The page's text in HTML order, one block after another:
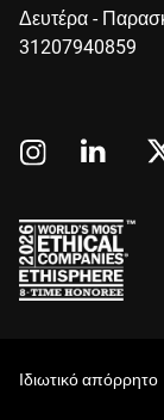
Δευτέρα -
31207940859
Ιδιωτικό απόρρητο